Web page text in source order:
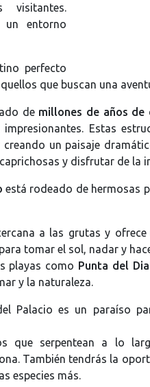
visitantes.
un entorno
perfecto
que buscan una
de millones de años de
Estas
un paisaje
y disfrutar de la
está rodeado de hermosas
a las grutas y
tomar el sol, nadar y
playas como Punta del
y la naturaleza.
Palacio es un paraíso
que serpentean a lo
También tendrás la
especies más.